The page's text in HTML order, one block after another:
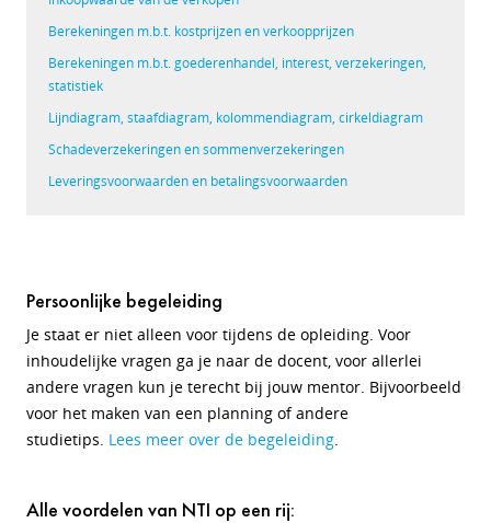
Berekeningen m.b.t. kostprijzen en verkoopprijzen
Berekeningen m.b.t. goederenhandel, interest, verzekeringen,
statistiek
Lijndiagram, staafdiagram, kolommendiagram, cirkeldiagram
Schadeverzekeringen en sommenverzekeringen
Leveringsvoorwaarden en betalingsvoorwaarden
Persoonlijke begeleiding
Je staat er niet alleen voor tijdens de opleiding. Voor
inhoudelijke vragen ga je naar de docent, voor allerlei
andere vragen kun je terecht bij jouw mentor. Bijvoorbeeld
voor het maken van een planning of andere
studietips. Lees meer over de begeleiding.
Alle voordelen van NTI op een rij: